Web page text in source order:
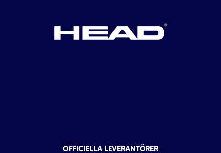
OFFICIELLA LEVERANTÖRER